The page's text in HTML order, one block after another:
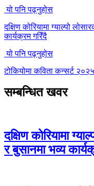
यो पनि पढ्नुहोस
दक्षिण कोरियामा ग्याल्पो
कार्यक्रम गरिँदै
यो पनि पढ्नुहोस
टोकियोमा कविता कन्सर्ट
सम्बन्धित खवर
दक्षिण कोरियामा
र बुसानमा भव्य